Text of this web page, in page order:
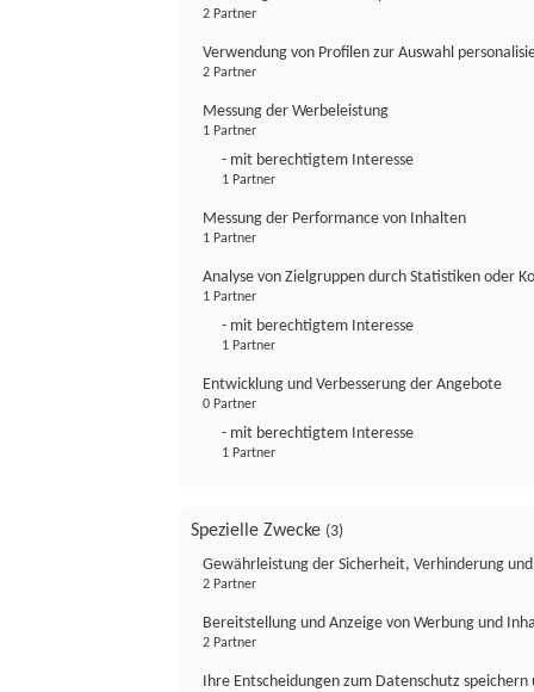
2 Partner
Verwendung von Profilen zur Auswahl
2 Partner
Messung der Werbeleistung
1 Partner
- mit berechtigtem Interesse
1 Partner
Messung der Performance von Inhalten
1 Partner
Analyse von Zielgruppen durch Statistiken oder
1 Partner
- mit berechtigtem Interesse
1 Partner
Entwicklung und Verbesserung der Angebote
0 Partner
- mit berechtigtem Interesse
1 Partner
Spezielle Zwecke (3)
Gewährleistung der Sicherheit, Verhinderung
2 Partner
Bereitstellung und Anzeige von Werbung und
2 Partner
Ihre Entscheidungen zum Datenschutz